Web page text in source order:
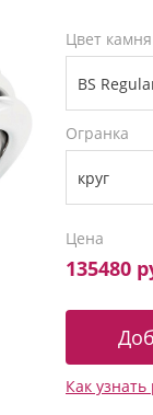
Цвет камня
Огранка
Цена
135480
Как